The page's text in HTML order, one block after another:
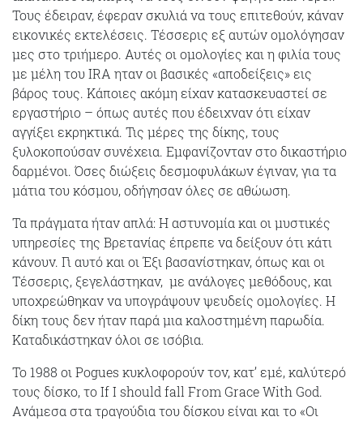
Τους έδειραν, έφεραν σκυλιά να τους επιτεθούν, κάναν
εικονικές εκτελέσεις. Τέσσερις εξ αυτών ομολόγησαν
μες στο τριήμερο. Αυτές οι ομολογίες και η φιλία τους
με μέλη του IRA ηταν οι βασικές «αποδείξεις» εις
βάρος τους. Κάποιες ακόμη είχαν κατασκευαστεί σε
εργαστήριο – όπως αυτές που έδειχναν ότι είχαν
αγγίξει εκρηκτικά. Τις μέρες της δίκης, τους
ξυλοκοπούσαν συνέχεια. Εμφανίζονταν στο δικαστήριο
δαρμένοι. Όσες διώξεις δεσμοφυλάκων έγιναν, για τα
μάτια του κόσμου, οδήγησαν όλες σε αθώωση.
Τα πράγματα ήταν απλά: Η αστυνομία και οι μυστικές
υπηρεσίες της Βρετανίας έπρεπε να δείξουν ότι κάτι
κάνουν. Γι αυτό και οι Έξι βασανίστηκαν, όπως και οι
Τέσσερις, ξεγελάστηκαν, με ανάλογες μεθόδους, και
υποχρεώθηκαν να υπογράψουν ψευδείς ομολογίες. Η
δίκη τους δεν ήταν παρά μια καλοστημένη παρωδία.
Καταδικάστηκαν όλοι σε ισόβια.
To 1988 οι Pogues κυκλοφορούν τον, κατ’ εμέ, καλύτερό
τους δίσκο, το If Ι should fall From Grace With God.
Ανάμεσα στα τραγούδια του δίσκου είναι και το «Οι